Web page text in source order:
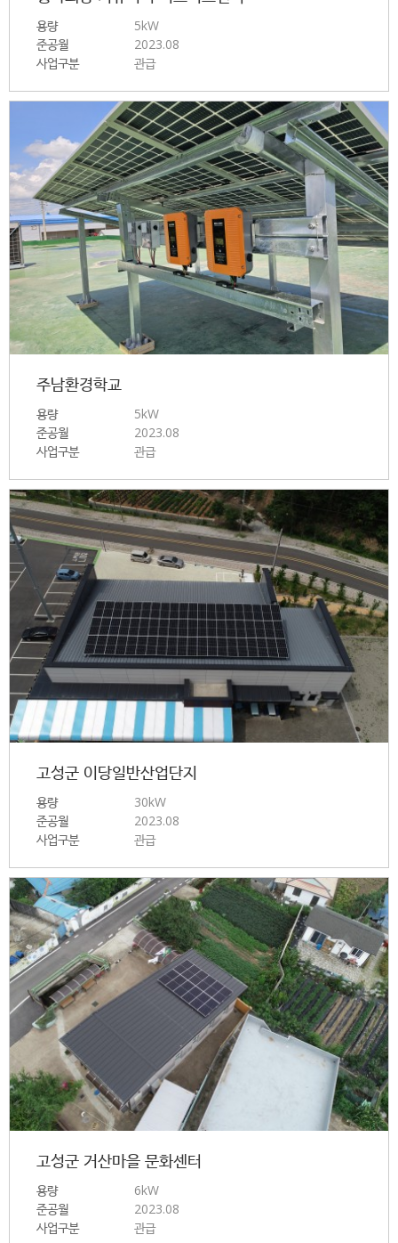
용량
5kW
준공월
2023.08
사업구분
관급
주남환경학교
용량
5kW
준공월
2023.08
사업구분
관급
고성군 이당일반산업단지
용량
30kW
준공월
2023.08
사업구분
관급
고성군 거산마을 문화센터
용량
6kW
준공월
2023.08
사업구분
관급